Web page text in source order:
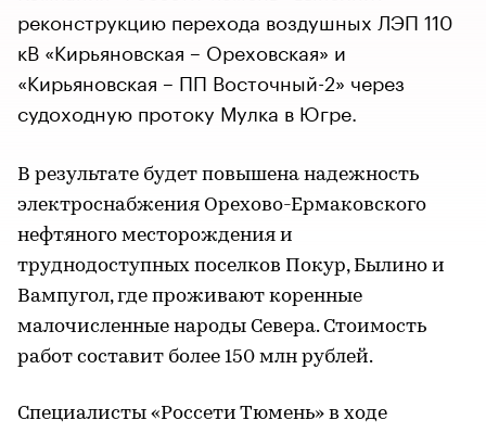
реконструкцию перехода воздушных ЛЭП 110
кВ «Кирьяновская – Ореховская» и
«Кирьяновская – ПП Восточный-2» через
судоходную протоку Мулка в Югре.
В результате будет повышена надежность
электроснабжения Орехово-Ермаковского
нефтяного месторождения и
труднодоступных поселков Покур, Былино и
Вампугол, где проживают коренные
малочисленные народы Севера. Стоимость
работ составит более 150 млн рублей.
Специалисты «Россети Тюмень» в ходе